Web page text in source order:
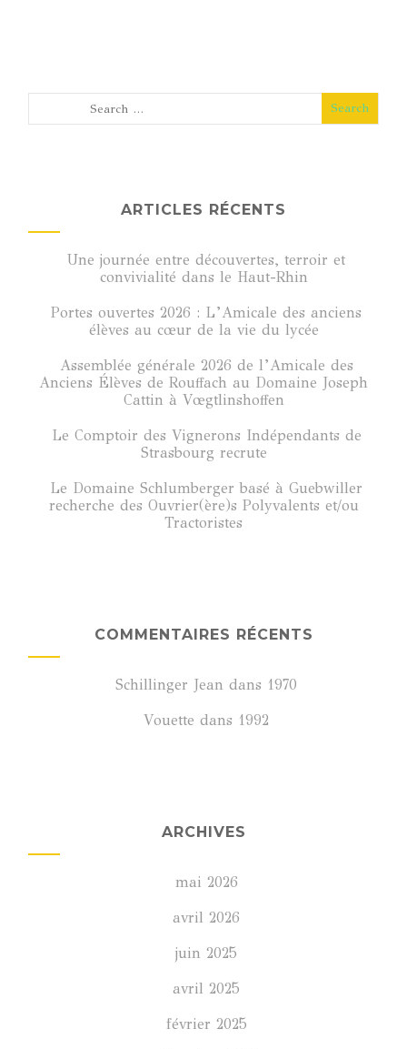
ARTICLES RÉCENTS
Une journée entre découvertes, terroir et
convivialité dans le Haut-Rhin
Portes ouvertes 2026 : L’Amicale des anciens
élèves au cœur de la vie du lycée
Assemblée générale 2026 de l’Amicale des
Anciens Élèves de Rouffach au Domaine Joseph
Cattin à Vœgtlinshoffen
Le Comptoir des Vignerons Indépendants de
Strasbourg recrute
Le Domaine Schlumberger basé à Guebwiller
recherche des Ouvrier(ère)s Polyvalents et/ou
Tractoristes
COMMENTAIRES RÉCENTS
Schillinger Jean dans 1970
Vouette dans 1992
ARCHIVES
mai 2026
avril 2026
juin 2025
avril 2025
février 2025